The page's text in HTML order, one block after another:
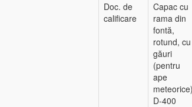
Doc. de
calificare
Capac cu
rama din
fontă,
rotund, cu
găuri
(pentru
ape
meteorice)
D-400